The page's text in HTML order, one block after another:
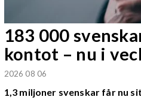
183 000
kontot – nu i
2026 08 06
1,3 miljoner svenskar får nu